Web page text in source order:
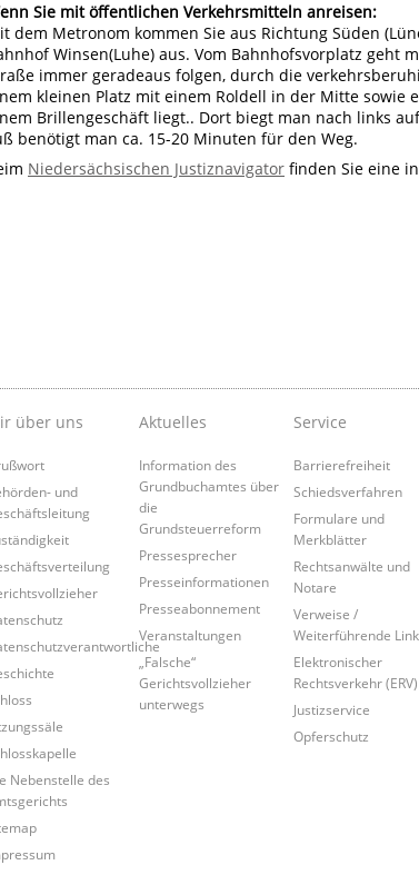
Sie mit öffentlichen Verkehrsmitteln anreisen:
dem Metronom kommen Sie aus Richtung Süden
Winsen(Luhe) aus. Vom Bahnhofsvorplatz geht
immer geradeaus folgen, durch die
kleinen Platz mit einem Roldell in der Mitte sowie
Brillengeschäft liegt.. Dort biegt man nach links
benötigt man ca. 15-20 Minuten für den Weg.
Niedersächsischen Justiznavigator finden Sie eine
über uns
und
Nebenstelle des
Aktuelles
Information des
Grundbuchamtes über
die
Grundsteuerreform
Pressesprecher
Presseinformationen
Presseabonnement
Veranstaltungen
„Falsche“
Gerichtsvollzieher
unterwegs
Service
Barrierefreiheit
Schiedsverfahren
Formulare und
Merkblätter
Rechtsanwälte und
Notare
Verweise /
Weiterführende
Elektronischer
Rechtsverkehr (ERV)
Justizservice
Opferschutz